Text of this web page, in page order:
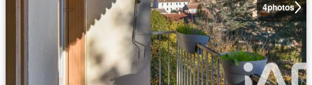
4photos